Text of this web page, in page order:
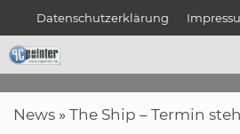
springen
Datenschutzerklärung
News » The Ship – Termin